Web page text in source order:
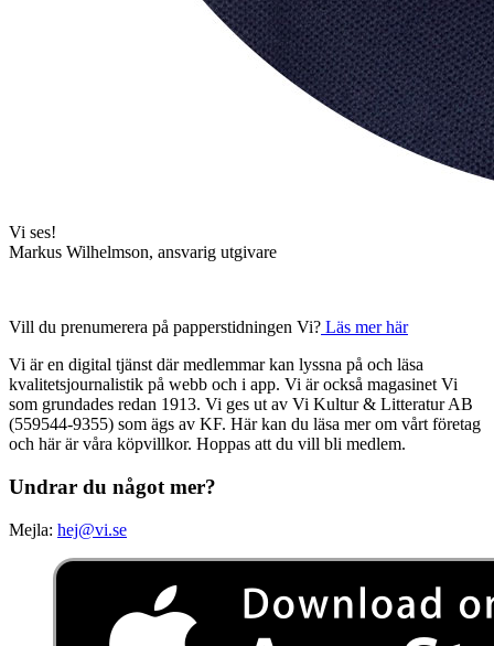
Vi ses!
Markus Wilhelmson, ansvarig utgivare
Vill du prenumerera på papperstidningen Vi? Läs mer här
Vi är en digital tjänst där medlemmar kan lyssna på och läsa
kvalitetsjournalistik på webb och i app. Vi är också magasinet Vi
som grundades redan 1913. Vi ges ut av Vi Kultur & Litteratur AB
(559544-9355) som ägs av KF. Här kan du läsa mer om vårt företag
och här är våra köpvillkor. Hoppas att du vill bli medlem.
Undrar du något mer?
Mejla: hej@vi.se